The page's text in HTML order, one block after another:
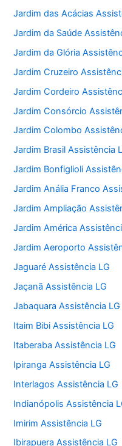
Jardim das Acácias
Jardim da Saúde
Jardim da Glória
Jardim Cruzeiro
Jardim Cordeiro
Jardim Consórcio
Jardim Colombo
Jardim Brasil Assistência
Jardim Bonfiglioli
Jardim Anália Franco
Jardim Ampliação
Jardim América
Jardim Aeroporto
Jaguaré Assistência LG
Jaçanã Assistência LG
Jabaquara Assistência LG
Itaim Bibi Assistência LG
Itaberaba Assistência LG
Ipiranga Assistência LG
Interlagos Assistência LG
Indianópolis Assistência
Imirim Assistência LG
Ibirapuera Assistência LG